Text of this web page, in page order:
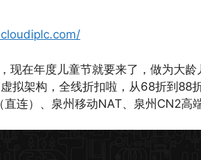
现在年度儿童节就要来了，做为大
拟架构，全线折扣啦，从68折到88
连）、泉州移动NAT、泉州CN2高